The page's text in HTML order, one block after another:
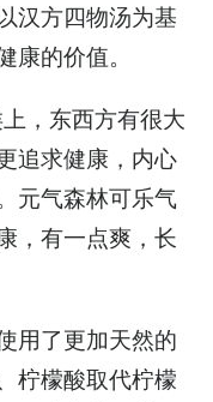
汉方四物汤为基
康的价值。
，东西方有很大
追求健康，内心
元气森林可乐气
，有一点爽，长
用了更加天然的
柠檬酸取代柠檬